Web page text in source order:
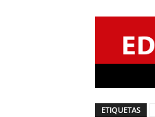
ETIQUETAS